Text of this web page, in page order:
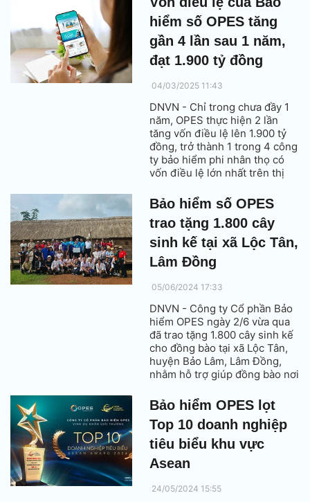
dự trình tại ĐHĐCĐ thường
niên 2025.
hiểm số OPES tăng
gần 4 lần sau 1 năm,
đạt 1.900 tỷ đồng
04/03/2025 11:43
DNVN - Chỉ trong chưa đầy 1
năm, OPES thực hiện 2 lần
tăng vốn điều lệ lên 1.900 tỷ
đồng, trở thành 1 trong 4 công
ty bảo hiểm phi nhân thọ có
vốn điều lệ lớn nhất trên thị
Bảo hiểm số OPES
trao tặng 1.800 cây
sinh kế tại xã Lộc Tân,
Lâm Đồng
05/06/2024 17:33
DNVN - Công ty Cổ phần Bảo
hiểm OPES ngày 2/6 vừa qua
đã trao tặng 1.800 cây sinh kế
cho đồng bào tại xã Lộc Tân,
huyện Bảo Lâm, Lâm Đồng,
nhằm hỗ trợ giúp đồng bào nơi
trồng, cải thiện chất lượng
cuộc sống.
Bảo hiểm OPES lọt
Top 10 doanh nghiệp
tiêu biểu khu vực
Asean
24/05/2024 15:55